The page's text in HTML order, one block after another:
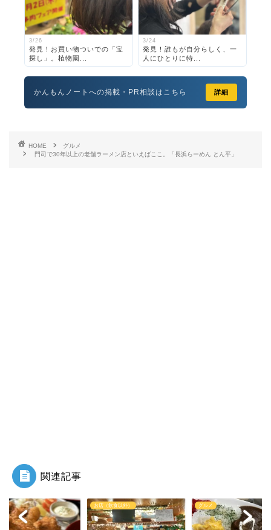
3/26
発見！お買い物ついでの「宝
探し」。植物園...
3/24
発見！誰もが自分らしく、一
人にひとりに特...
かんもんノートへの掲載・PR相談はこちら 詳細
HOME
グルメ
門司で30年以上の老舗ラーメン店といえばここ。「長浜らーめん とん平」
関連記事
飲食以外） グルメ グルメ